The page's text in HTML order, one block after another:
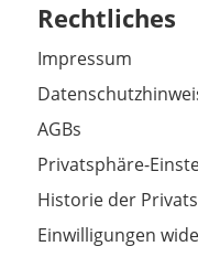
Rechtliches
Impressum
AGBs
Privatsphäre-
Historie der
Einwilligungen